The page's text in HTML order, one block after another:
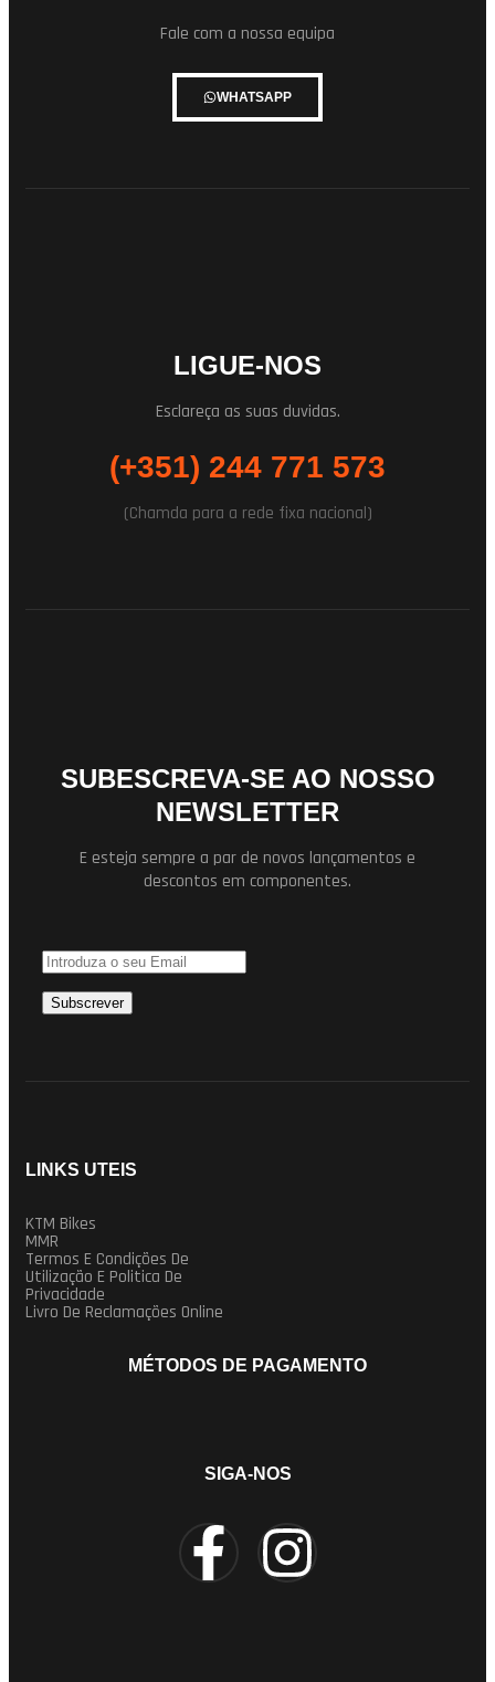
Fale com a nossa equipa
WHATSAPP
LIGUE-NOS
Esclareça as suas duvidas.
(+351) 244 771 573
(Chamda para a rede fixa nacional)
SUBESCREVA-SE AO NOSSO
NEWSLETTER
E esteja sempre a par de novos lançamentos e
descontos em componentes.
LINKS UTEIS
KTM Bikes
MMR
Termos E Condições De
Utilização E Politica De
Privacidade
Livro De Reclamações Online
MÉTODOS DE PAGAMENTO
SIGA-NOS